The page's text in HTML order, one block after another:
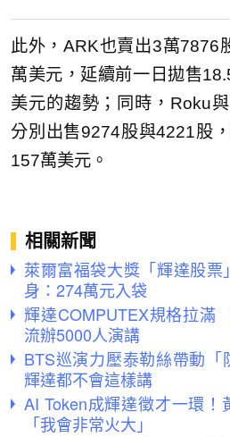
此外，ARK也賣出3萬7876
萬美元，延續前一日拋售
美元的趨勢；同時，Roku
分別出售9274股與4221股
157萬美元。
相關新聞
萊爾富福袋大獎「輝達股
身：274萬元入袋
輝達COMPUTEX規格拉
流辦5000人演講
BTS巡演力壓泰勒絲帶動「
輝達都不會這樣講
AI Token成輝達徵才一環！
「我會非常火大」